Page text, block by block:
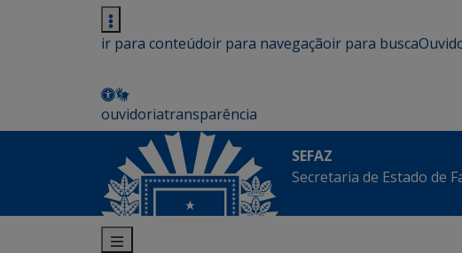
ir para conteúdoir para navegaçãoir para busca
ouvidoriatransparência
SEFAZ
Secretaria de Estado de